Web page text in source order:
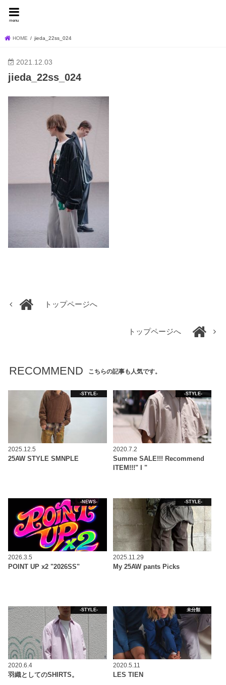
menu
HOME jieda_22ss_024
2021.12.03
jieda_22ss_024
トップページへ
トップページへ
RECOMMEND こちらの記事も人気です。
-STYLE-
2025.12.5
25AW STYLE SMNPLE
-STYLE-
2020.7.2
Summe SALE!!! Recommend
ITEM!!!" I "
-NEWS-
2026.3.5
POINT UP x2 "2026SS"
-STYLE-
2025.11.29
My 25AW pants Picks
-STYLE-
2020.6.4
羽織としてのSHIRTS。
未分類
2020.5.11
LES TIEN